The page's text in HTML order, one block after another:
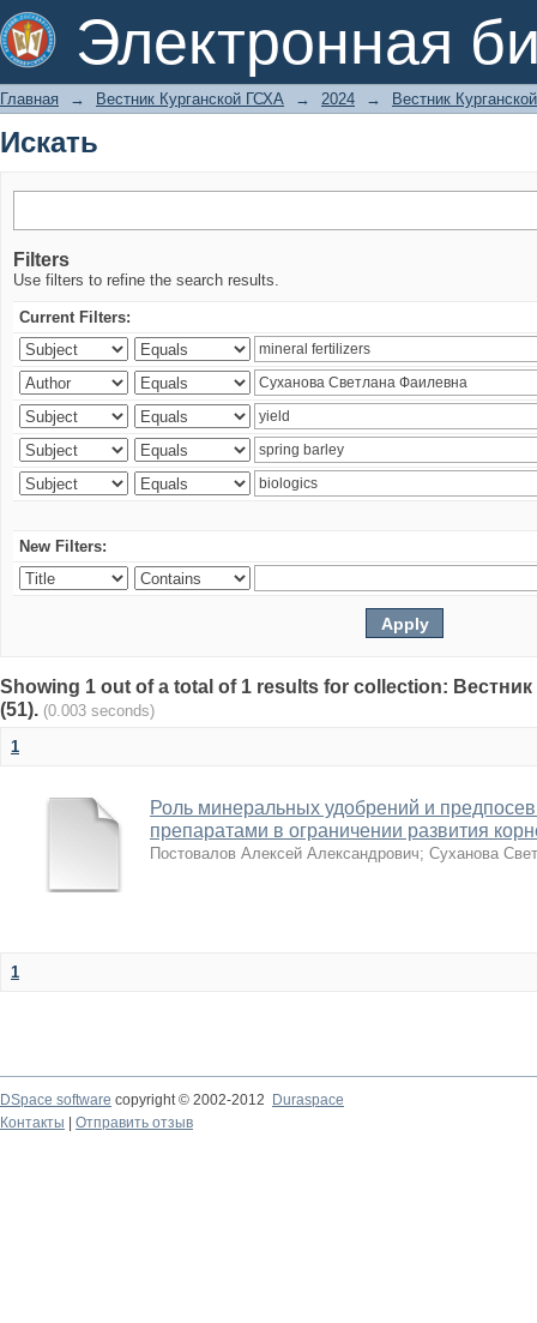
Электронная
Искать
Главная → Вестник Курганской ГСХА → 2024 → Вестник
Искать
Filters
Use filters to refine the search results.
Current Filters:
New Filters:
Showing 1 out of a total of 1 results for collection:
(51). (0.003 seconds)
1
Роль минеральных удобрений и
препаратами в ограничении развития
Постовалов Алексей Александрович; Суханова
1
DSpace software copyright © 2002-2012
Duraspace
Контакты
Отправить отзыв